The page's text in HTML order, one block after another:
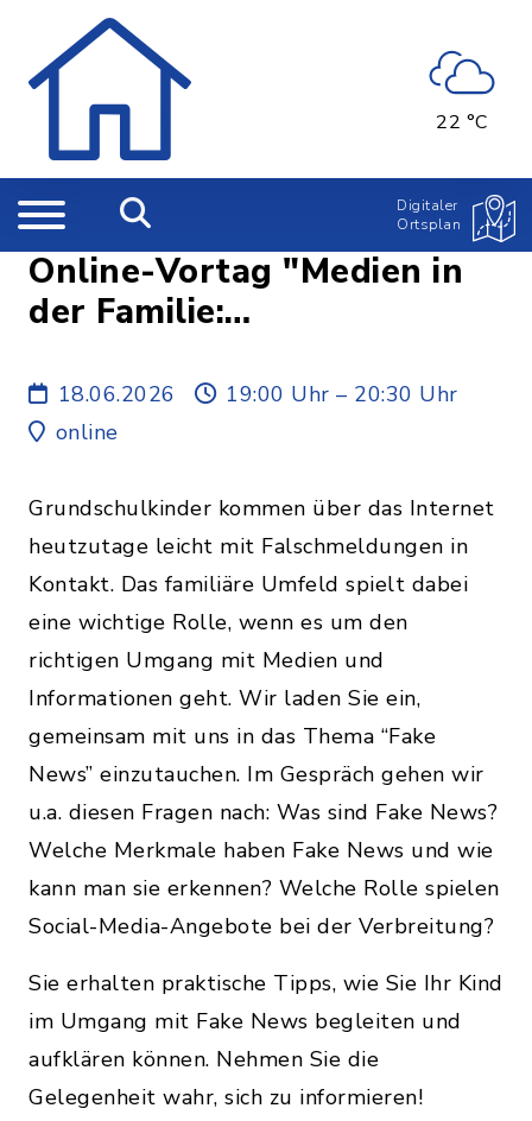
22 °C
Digitaler
Ortsplan
Online-Vortag "Medien in
der Familie:
Eltern von 6- bis 10-
Jährigen, Schwerpunkt
Lügen und Desinformation"
18.06.2026
19:00 Uhr – 20:30 Uhr
online
Grundschulkinder kommen über das Internet
heutzutage leicht mit Falschmeldungen in
Kontakt. Das familiäre Umfeld spielt dabei
eine wichtige Rolle, wenn es um den
richtigen Umgang mit Medien und
Informationen geht. Wir laden Sie ein,
gemeinsam mit uns in das Thema “Fake
News” einzutauchen. Im Gespräch gehen wir
u.a. diesen Fragen nach: Was sind Fake News?
Welche Merkmale haben Fake News und wie
kann man sie erkennen? Welche Rolle spielen
Social-Media-Angebote bei der Verbreitung?
Sie erhalten praktische Tipps, wie Sie Ihr Kind
im Umgang mit Fake News begleiten und
aufklären können. Nehmen Sie die
Gelegenheit wahr, sich zu informieren!